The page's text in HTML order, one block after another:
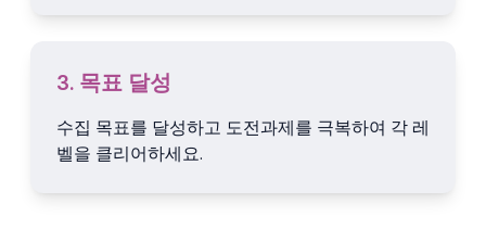
3. 목표 달성
수집 목표를 달성하고 도전과제를 극복하여 각 레
벨을 클리어하세요.